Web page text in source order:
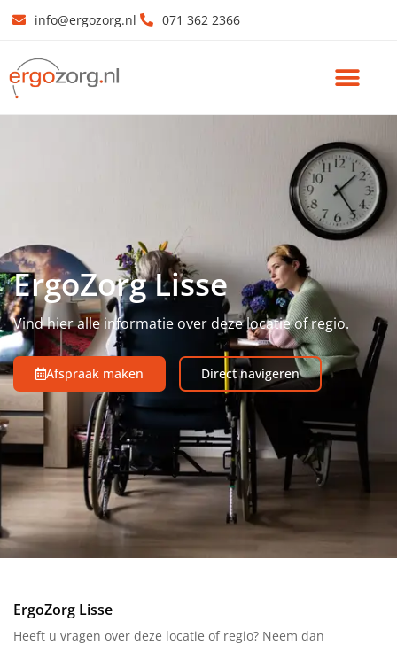
info@ergozorg.nl 071 362 2366
ErgoZorg Lisse
Vind hier alle informatie over deze locatie of regio.
Afspraak maken Direct navigeren
ErgoZorg Lisse
Heeft u vragen over deze locatie of regio? Neem dan